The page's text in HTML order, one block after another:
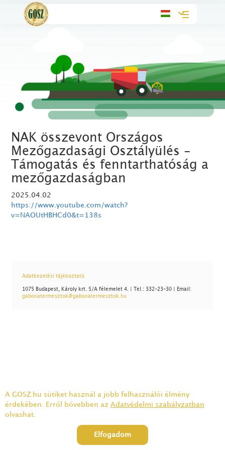
Toggle
NAK összevont Országos
Mezőgazdasági Osztályülés -
Támogatás és fenntarthatóság a
mezőgazdaságban
2025.04.02
https://www.youtube.com/watch?
v=NAOUtHBHCd0&t=138s
Adatkezelési tájékoztató
1075 Budapest, Károly krt. 5/A félemelet 4. | Tel.: 332-23-30 | Email:
gabonatermesztok@gabonatermesztok.hu
A GOSZ.hu sütiket használ a jobb felhasználói élmény
érdekében. Erről bővebben az Adatvédelmi szabályzatban
olvashat.
Elfogadom